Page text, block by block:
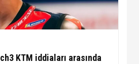
KTM iddiaları arasında